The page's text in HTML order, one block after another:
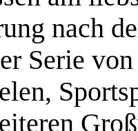
nach
Serie